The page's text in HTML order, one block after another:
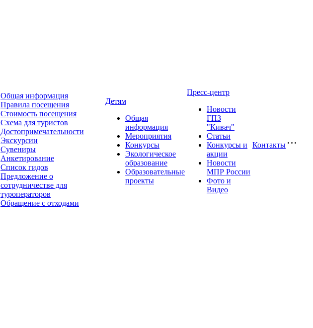
Общая информация
Правила посещения
Стоимость посещения
Схема для туристов
Достопримечательности
Экскурсии
Сувениры
Анкетирование
Список гидов
Предложение о
сотрудничестве для
туроператоров
Обращение с отходами
Детям
Общая
информация
Мероприятия
Конкурсы
Экологическое
образование
Образовательные
проекты
Пресс-центр
Новости
ГПЗ
"Кивач"
Статьи
Конкурсы и
акции
Новости
МПР России
Фото и
Видео
Контакты